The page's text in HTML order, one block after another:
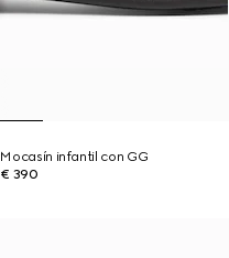
Mocasín infantil con GG
€ 390